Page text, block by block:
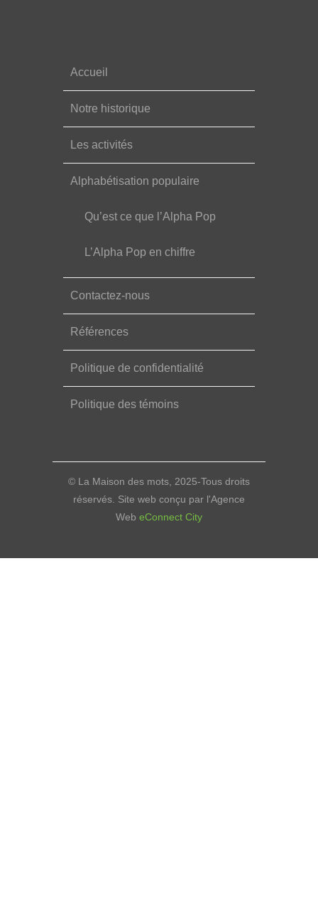
Accueil
Notre historique
Les activités
Alphabétisation populaire
Qu’est ce que l’Alpha Pop
L’Alpha Pop en chiffre
Contactez-nous
Références
Politique de confidentialité
Politique des témoins
© La Maison des mots, 2025-Tous droits
réservés. Site web conçu par l'Agence
Web eConnect City